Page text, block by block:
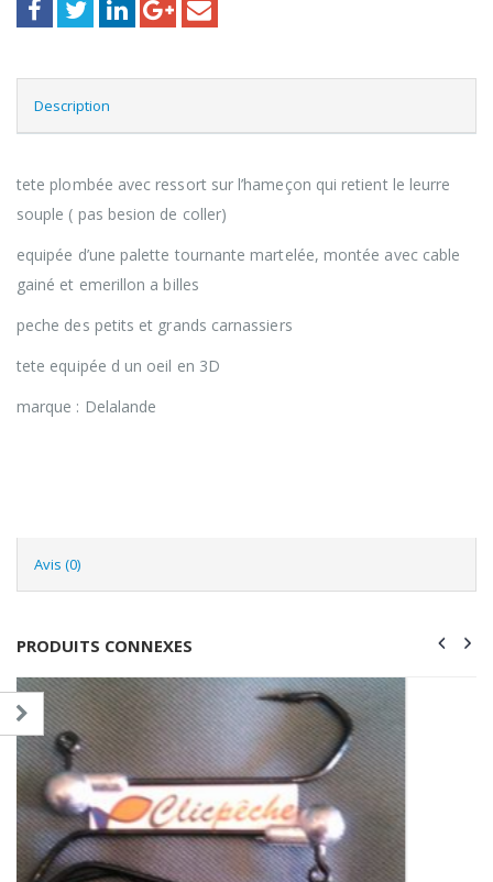
Description
tete plombée avec ressort sur l’hameçon qui retient le leurre
souple ( pas besion de coller)
equipée d’une palette tournante martelée, montée avec cable
gainé et emerillon a billes
peche des petits et grands carnassiers
tete equipée d un oeil en 3D
marque : Delalande
Avis (0)
PRODUITS CONNEXES